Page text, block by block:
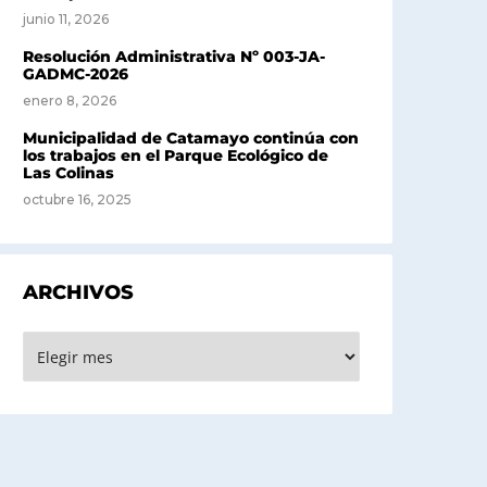
junio 11, 2026
Resolución Administrativa Nº 003-JA-
GADMC-2026
enero 8, 2026
Municipalidad de Catamayo continúa con
los trabajos en el Parque Ecológico de
Las Colinas
octubre 16, 2025
ARCHIVOS